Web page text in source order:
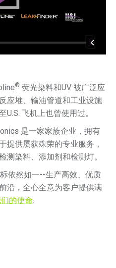
® 荧光染料和UV 被广泛应
应堆、输油管道和工业设施
飞机上也曾使用过。
是一家家族企业，拥有
提供屡获殊荣的专业服务，
测染料、添加剂和检测灯。
依然如一--生产高效、优质
沿，全心全意为客户提供满
的使命.